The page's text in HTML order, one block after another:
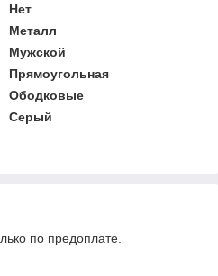
Нет
Металл
Мужской
Прямоугольная
Ободковые
Серый
по предоплате.